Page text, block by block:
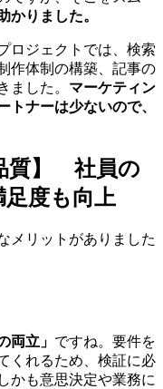
かりました。
ロジェクトでは、検索
作体制の構築、記事の
ました。 マーケティン
トナーは少ないので、
質】 社員の
度も向上
メリットがありました
両立」 ですね。要件を
くれるため、検証に必
かも意思決定や業務に